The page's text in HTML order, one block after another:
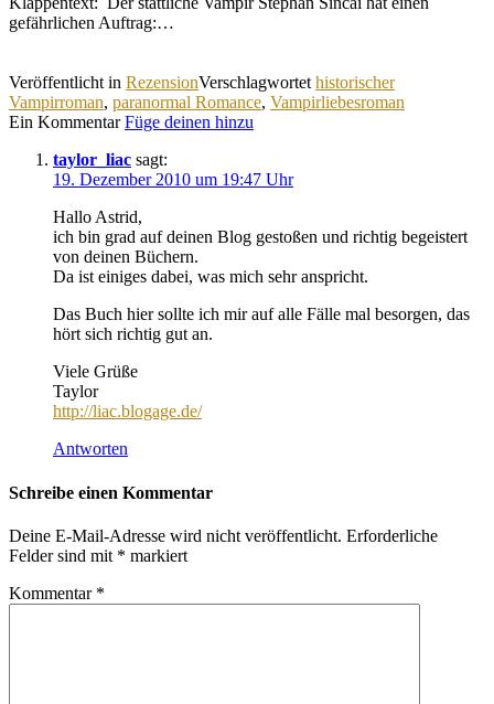
gefährlichen Auftrag:…
Veröffentlicht in RezensionVerschlagwortet historischer
Vampirroman, paranormal Romance, Vampirliebesroman
Ein KommentarFüge deinen hinzu
taylor_liac sagt:
19. Dezember 2010 um 19:47 Uhr
Hallo Astrid,
ich bin grad auf deinen Blog gestoßen und richtig begeistert
von deinen Büchern.
Da ist einiges dabei, was mich sehr anspricht.
Das Buch hier sollte ich mir auf alle Fälle mal besorgen, das
hört sich richtig gut an.
Viele Grüße
Taylor
http://liac.blogage.de/
Antworten
Schreibe einen Kommentar
Deine E-Mail-Adresse wird nicht veröffentlicht. Erforderliche
Felder sind mit * markiert
Kommentar *